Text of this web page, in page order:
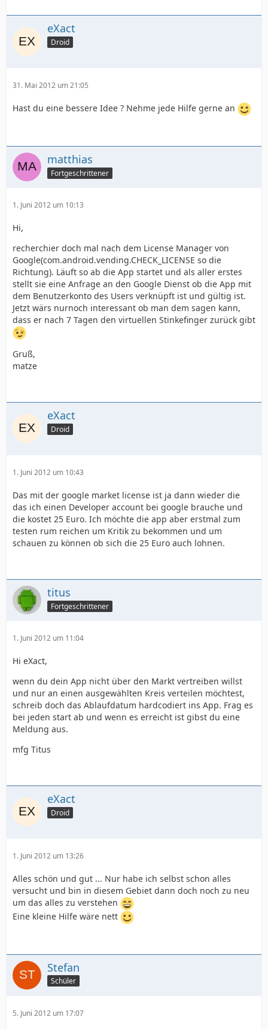
eXact
Droid
31. Mai 2012 um 21:05
Hast du eine bessere Idee ? Nehme jede Hilfe gerne an
matthias
Fortgeschrittener
1. Juni 2012 um 10:13
Hi,
recherchier doch mal nach dem License Manager von
Google(com.android.vending.CHECK_LICENSE so die
Richtung). Läuft so ab die App startet und als aller erstes
stellt sie eine Anfrage an den Google Dienst ob die App mit
dem Benutzerkonto des Users verknüpft ist und gültig ist.
Jetzt wärs nurnoch interessant ob man dem sagen kann,
dass er nach 7 Tagen den virtuellen Stinkefinger zurück gibt
Gruß,
matze
eXact
Droid
1. Juni 2012 um 10:43
Das mit der google market license ist ja dann wieder die
das ich einen Developer account bei google brauche und
die kostet 25 Euro. Ich möchte die app aber erstmal zum
testen rum reichen um Kritik zu bekommen und um
schauen zu können ob sich die 25 Euro auch lohnen.
titus
Fortgeschrittener
1. Juni 2012 um 11:04
Hi eXact,
wenn du dein App nicht über den Markt vertreiben willst
und nur an einen ausgewählten Kreis verteilen möchtest,
schreib doch das Ablaufdatum hardcodiert ins App. Frag es
bei jeden start ab und wenn es erreicht ist gibst du eine
Meldung aus.
mfg Titus
eXact
Droid
1. Juni 2012 um 13:26
Alles schön und gut ... Nur habe ich selbst schon alles
versucht und bin in diesem Gebiet dann doch noch zu neu
um das alles zu verstehen
Eine kleine Hilfe wäre nett
Stefan
Schüler
5. Juni 2012 um 17:07